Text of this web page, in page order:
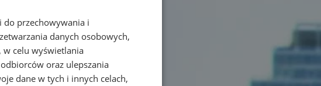
przechowywania i
danych osobowych,
w celu wyświetlania
oraz ulepszania
dane w tych i innych celach,